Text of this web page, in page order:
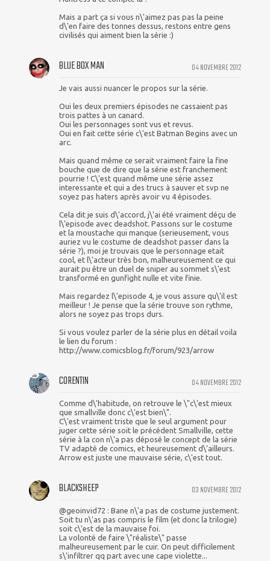
Mais a part ça si vous n\'aimez pas pas la peine
d\'en faire des tonnes dessus, restons entre gens
civilisés qui aiment bien la série :)
04 NOVEMBRE 2012
BLUE BOX MAN
Je vais aussi nuancer le propos sur la série.
Oui les deux premiers épisodes ne cassaient pas
trois pattes à un canard.
Oui les personnages sont vus et revus.
Oui en fait cette série c\'est Batman Begins avec un
arc.
Mais quand même ce serait vraiment faire la fine
bouche que de dire que la série est franchement
pourrie ! C\'est quand même une série assez
interessante et qui a des trucs à sauver et svp ne
soyez pas haters après avoir vu 4 épisodes.
Cela dit je suis d\'accord, j\'ai été vraiment déçu de
l\'episode avec deadshot. Passons sur le costume
et la moustache qui manque (serieusement, vous
auriez vu le costume de deadshot passer dans la
série ?), moi je trouvais que le personnage etait
cool, et l\'acteur très bon, malheureusement ce qui
aurait pu être un duel de sniper au sommet s\'est
transformé en gunfight nulle et vite finie.
Mais regardez l\'episode 4, je vous assure qu\'il est
meilleur ! Je pense que la série trouve son rythme,
alors ne soyez pas trops durs.
Si vous voulez parler de la série plus en détail voila
le lien du forum :
http://www.comicsblog.fr/forum/923/arrow
04 NOVEMBRE 2012
CORENTIN
Comme d\'habitude, on retrouve le \"c\'est mieux
que smallville donc c\'est bien\".
C\'est vraiment triste que le seul argument pour
juger cette série soit le précédent Smallville, cette
série à la con n\'a pas déposé le concept de la série
TV adapté de comics, et heureusement d\'ailleurs.
Arrow est juste une mauvaise série, c\'est tout.
03 NOVEMBRE 2012
BLACKSHEEP
@geoinvid72 : Bane n\'a pas de costume justement.
Soit tu n\'as pas compris le film (et donc la trilogie)
soit c\'est de la mauvaise foi.
La volonté de faire \"réaliste\" passe
malheureusement par le cuir. On peut difficilement
s\'infiltrer qq part avec une cape violette...